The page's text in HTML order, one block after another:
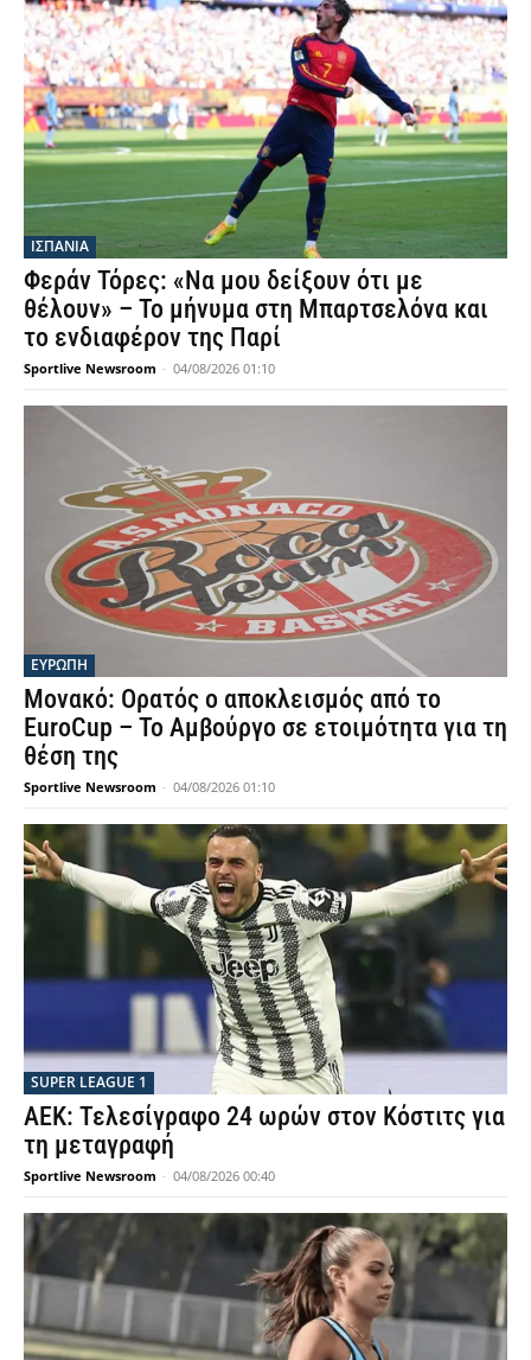
ΙΣΠΑΝΙΑ
Φεράν Τόρες: «Να μου δείξουν ότι με
θέλουν» – Το μήνυμα στη Μπαρτσελόνα και
το ενδιαφέρον της Παρί
Sportlive Newsroom - 04/08/2026 01:10
ΕΥΡΩΠΗ
Μονακό: Ορατός ο αποκλεισμός από το
EuroCup – Το Αμβούργο σε ετοιμότητα για τη
θέση της
Sportlive Newsroom - 04/08/2026 01:10
SUPER LEAGUE 1
ΑΕΚ: Τελεσίγραφο 24 ωρών στον Κόστιτς για
τη μεταγραφή
Sportlive Newsroom - 04/08/2026 00:40